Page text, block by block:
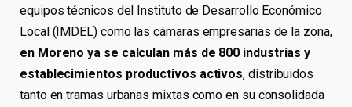
equipos técnicos del Instituto de Desarrollo Económico
Local (IMDEL) como las cámaras empresarias de la zona,
en Moreno ya se calculan más de 800 industrias y
establecimientos productivos activos, distribuidos
tanto en tramas urbanas mixtas como en su consolidada